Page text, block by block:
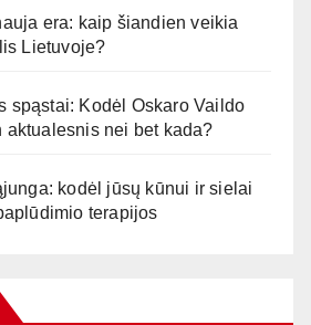
era: kaip šiandien veikia
Lietuvoje?
spąstai: Kodėl Oskaro Vaildo
aktualesnis nei bet kada?
kodėl jūsų kūnui ir sielai
terapijos